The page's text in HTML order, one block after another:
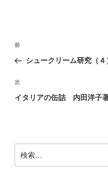
投
ナ
ビ
ゲ
ン
前
の
稿
前
シュークリーム研究（４
次
の
次
イタリアの缶詰 内田洋子
索: